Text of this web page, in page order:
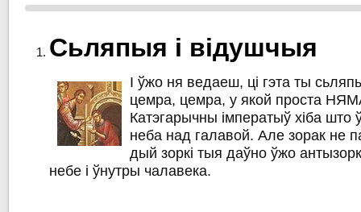
Сьляпыя і відушчыя
І ўжо ня ведаеш, ці гэта ты
цемра, цемра, у якой проста
Катэгарычны імператыў хіба што
неба над галавой. Але зорак не
дый зоркі тыя даўно ўжо
небе і ўнутры чалавека.